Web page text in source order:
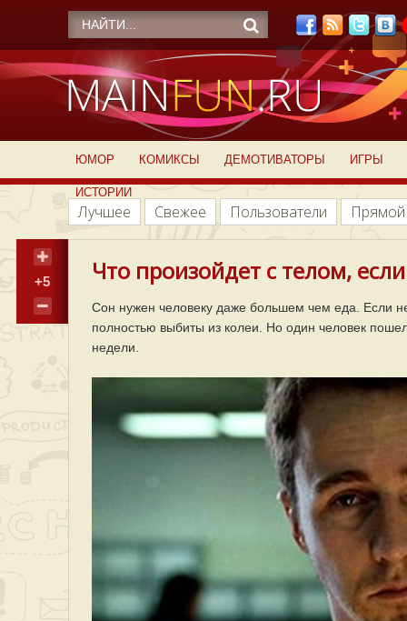
ЮМОР КОМИКСЫ ДЕМОТИВАТОРЫ ИГРЫ
ИСТОРИИ
Лучшее Свежее Пользователи
+5 Что произойдет с телом,
Сон нужен человеку даже большем чем еда. Если
полностью выбиты из колеи. Но один человек
недели.